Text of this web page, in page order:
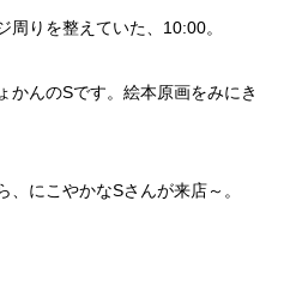
りを整えていた、10:00。
かんのSです。絵本原画をみにき
にこやかなSさんが来店～。